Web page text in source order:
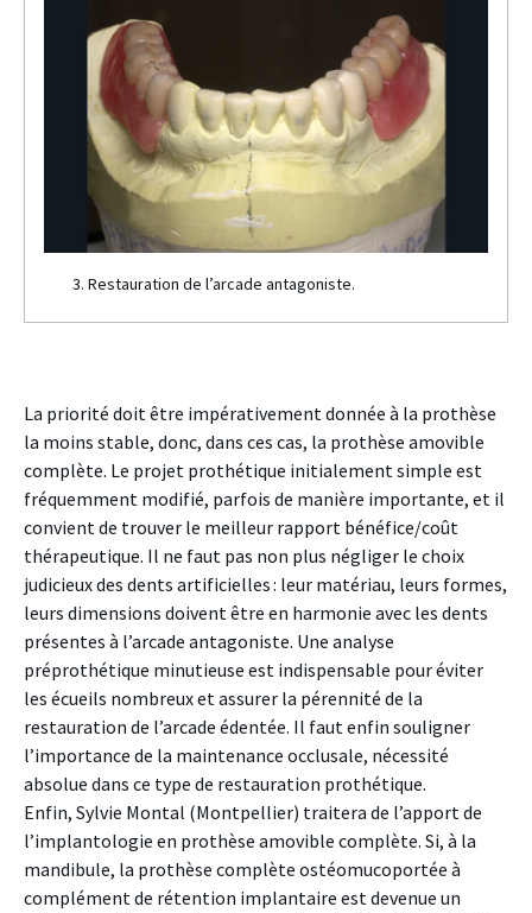
3. Restauration de l’arcade antagoniste.
La priorité doit être impérativement donnée à la prothèse
la moins stable, donc, dans ces cas, la prothèse amovible
complète. Le projet prothétique initialement simple est
fréquemment modifié, parfois de manière importante, et il
convient de trouver le meilleur rapport bénéfice/coût
thérapeutique. Il ne faut pas non plus négliger le choix
judicieux des dents artificielles : leur matériau, leurs formes,
leurs dimensions doivent être en harmonie avec les dents
présentes à l’arcade antagoniste. Une analyse
préprothétique minutieuse est indispensable pour éviter
les écueils nombreux et assurer la pérennité de la
restauration de l’arcade édentée. Il faut enfin souligner
l’importance de la maintenance occlusale, nécessité
absolue dans ce type de restauration prothétique.
Enfin, Sylvie Montal (Montpellier) traitera de l’apport de
l’implantologie en prothèse amovible complète. Si, à la
mandibule, la prothèse complète ostéomucoportée à
complément de rétention implantaire est devenue un